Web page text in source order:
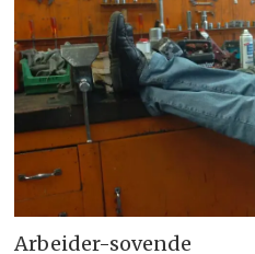
Arbeider-sovende